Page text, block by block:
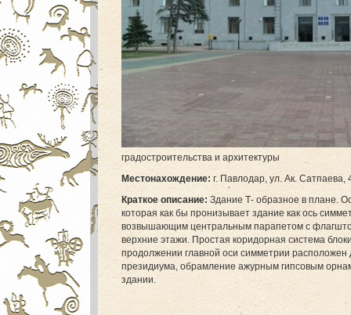
градостроительства и архитектуры
Местонахождение: г. Павлодар, ул. Ак. Сатпаева,
Краткое описание: Здание Т- образное в плане.
которая как бы пронизывает здание как ось
возвышающим центральным парапетом с
верхние этажи. Простая коридорная система
продолжении главной оси симметрии
президиума, обрамление ажурным гипсовым
здании.